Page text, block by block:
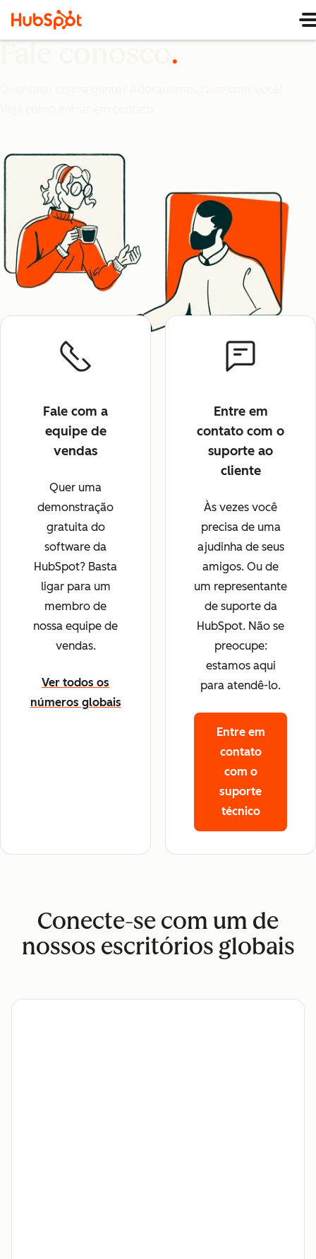
Fale com a
equipe de
vendas
Quer uma
demonstração
gratuita do
software da
HubSpot? Basta
ligar para um
membro de
nossa equipe de
vendas.
Ver todos os
números globais
Entre em
contato com o
suporte ao
cliente
Às vezes você
precisa de uma
ajudinha de seus
amigos. Ou de
um representante
de suporte da
HubSpot. Não se
preocupe:
estamos aqui
para atendê-lo.
Entre em
contato
com o
suporte
técnico
Conecte-se com um de
nossos escritórios globais